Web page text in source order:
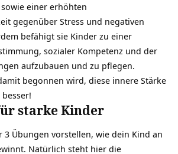
sowie einer erhöhten
gegenüber Stress und negativen
befähigt sie Kinder zu einer
sozialer Kompetenz und der
aufzubauen und zu pflegen.
begonnen wird, diese innere Stärke
starke Kinder
3 Übungen vorstellen, wie dein Kind an
Natürlich steht hier die